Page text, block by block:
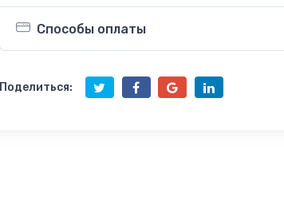
Способы оплаты
Поделиться: